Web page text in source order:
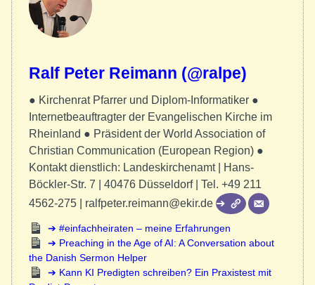
Ralf Peter Reimann (@ralpe)
● Kirchenrat Pfarrer und Diplom-Informatiker ●
Internetbeauftragter der Evangelischen Kirche im
Rheinland ● Präsident der World Association of
Christian Communication (European Region) ●
Kontakt dienstlich: Landeskirchenamt | Hans-
Böckler-Str. 7 | 40476 Düsseldorf | Tel. +49 211
4562-275 | ralfpeter.reimann@ekir.de
#einfachheiraten – meine Erfahrungen
Preaching in the Age of AI: A Conversation about
the Danish Sermon Helper
Kann KI Predigten schreiben? Ein Praxistest mit